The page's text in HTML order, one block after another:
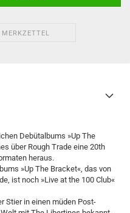
MERKZETTEL
Debütalbums »Up The
über Rough Trade eine 20th
heraus.
»Up The Bracket«, das von
ist noch »Live at the 100 Club«
Stier in einen müden Post-